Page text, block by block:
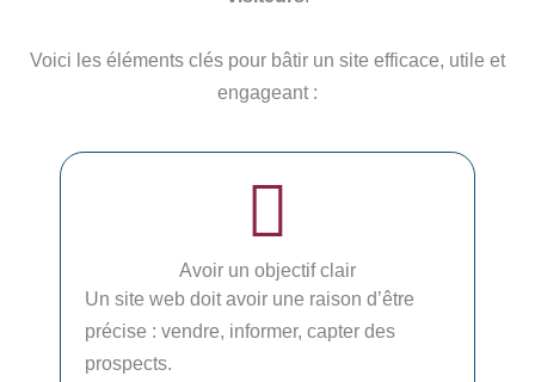
Voici les éléments clés pour bâtir un site efficace, utile et
engageant :
Avoir un objectif clair
Un site web doit avoir une raison d’être
précise : vendre, informer, capter des
prospects.